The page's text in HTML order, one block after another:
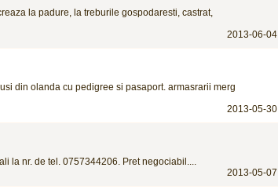
la padure, la treburile gospodaresti, castrat,
2013-06-04
din olanda cu pedigree si pasaport. armasrarii merg
2013-05-30
la nr. de tel. 0757344206. Pret negociabil....
2013-05-07